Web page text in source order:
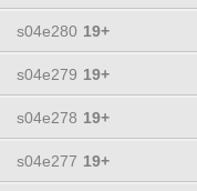
s04e280 19+
s04e279 19+
s04e278 19+
s04e277 19+